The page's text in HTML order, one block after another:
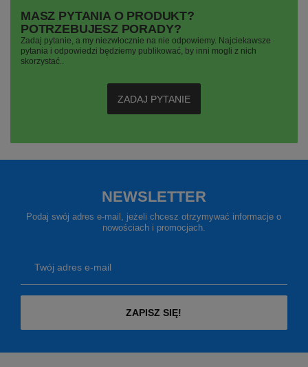
MASZ PYTANIA O PRODUKT?
POTRZEBUJESZ PORADY?
Zadaj pytanie, a my niezwłocznie na nie odpowiemy. Najciekawsze
pytania i odpowiedzi będziemy publikować, by inni mogli z nich
skorzystać..
ZADAJ PYTANIE
NEWSLETTER
Podaj swój adres e-mail, jeżeli chcesz otrzymywać informacje o
nowościach i promocjach.
Twój adres e-mail
ZAPISZ SIĘ!